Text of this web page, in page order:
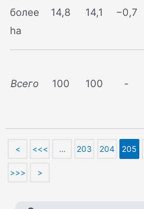
более
ha
14,8 14,1 −0,7
Всего 100 100 -
< <<< … 203 204 205
>>> >